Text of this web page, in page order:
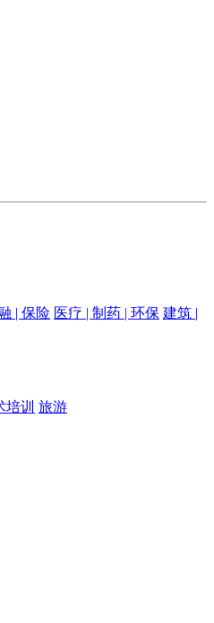
| 保险 医疗 | 制药 | 环保 建筑 |
培训 旅游